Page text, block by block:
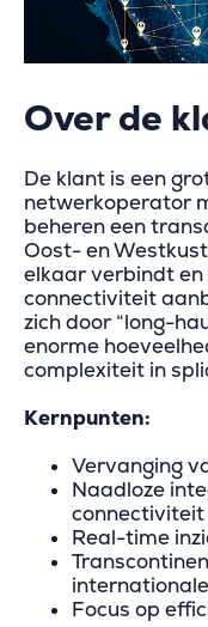
Over de
De klant is een
netwerkoperator
beheren een
Oost- en
elkaar verbindt
connectiviteit
zich door “long-
enorme
complexiteit in
Kernpunten:
Vervanging
Naadloze
connectiviteit
Real-time
Focus op